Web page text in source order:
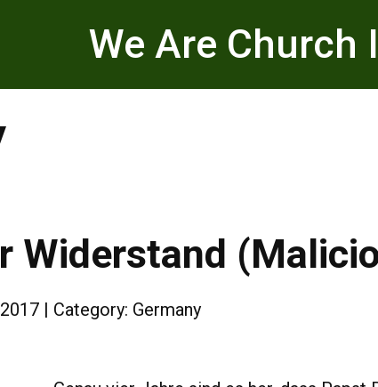
We Are Church
Widerstand
Category: Germany